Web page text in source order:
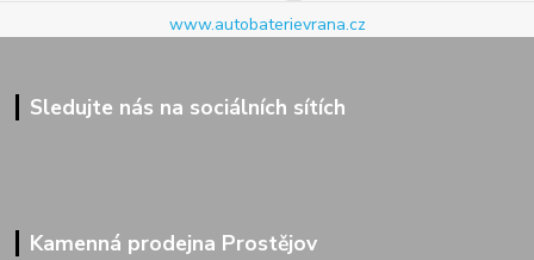
www.autobaterievrana.cz
Sledujte nás na sociálních sítích
Kamenná prodejna Prostějov